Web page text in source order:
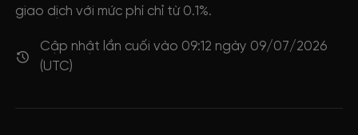
giao dịch với mức phí chỉ từ 0.1%.
Cập nhật lần cuối vào 09:12 ngày 09/07/2026
(UTC)